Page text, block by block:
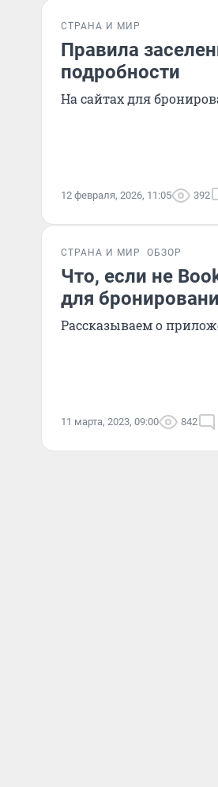
СТРАНА И МИР
Правила
подробности
На сайтах для
12 февраля, 2026, 11:05 392
СТРАНА И МИР ОБЗОР
Что, если не
для
Рассказываем о
11 марта, 2023, 09:00 842